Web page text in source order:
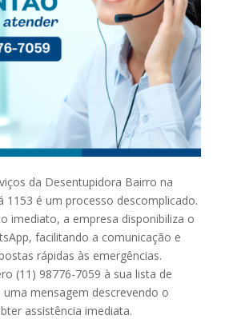
da Desentupidora Bairro na
1153 é um processo descomplicado.
imediato, a empresa disponibiliza o
facilitando a comunicação e
rápidas às emergências.
(11) 98776-7059 à sua lista de
mensagem descrevendo o
assistência imediata.